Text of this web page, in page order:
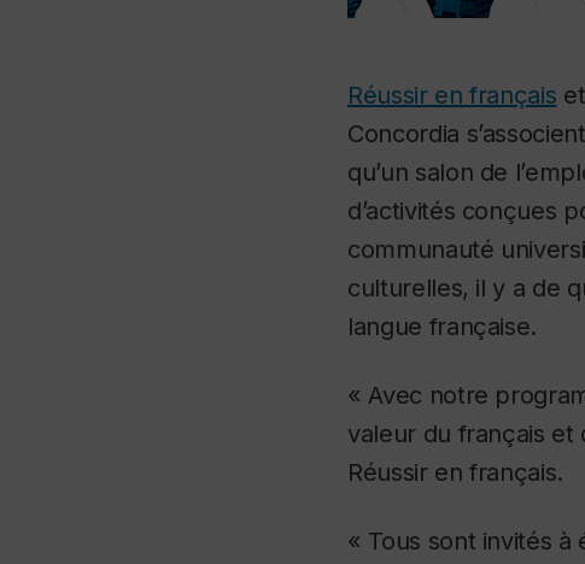
Réussir en français
Concordia
qu’un salon de
d’activités conçues
communauté
culturelles, il y a de
langue française.
« Avec notre
valeur du français et
Réussir en français.
« Tous sont invités